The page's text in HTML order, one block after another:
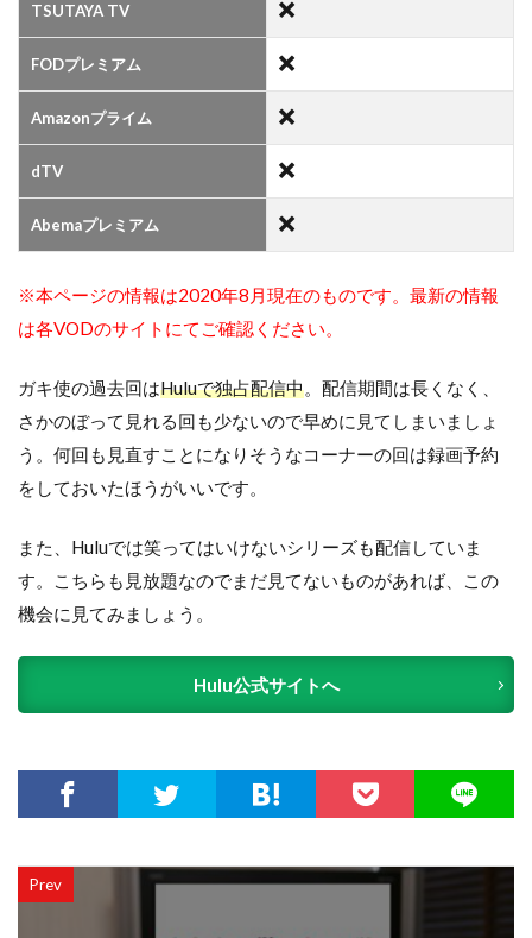
TSUTAYA TV
FODプレミアム
Amazonプライム
dTV
Abemaプレミアム
※本ページの情報は2020年8月現在のものです。最新の情報
は各VODのサイトにてご確認ください。
ガキ使の過去回はHuluで独占配信中。配信期間は長くなく、
さかのぼって見れる回も少ないので早めに見てしまいましょ
う。何回も見直すことになりそうなコーナーの回は録画予約
をしておいたほうがいいです。
また、Huluでは笑ってはいけないシリーズも配信していま
す。こちらも見放題なのでまだ見てないものがあれば、この
機会に見てみましょう。
Hulu公式サイトへ
Prev